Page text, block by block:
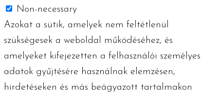
Non-necessary
Azokat a sütik, amelyek nem feltétlenül
szükségesek a weboldal működéséhez, és
amelyeket kifejezetten a felhasználói személyes
adatok gyűjtésére használnak elemzésen,
hirdetéseken és más beágyazott tartalmakon